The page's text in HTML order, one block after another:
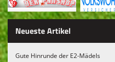
Vereinskollektion
Neueste Artikel
Gute Hinrunde der E2-Mädels